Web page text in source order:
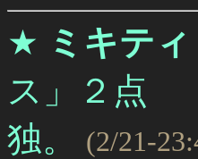
★ ミキティ
ス」２点
独。
(2/21-